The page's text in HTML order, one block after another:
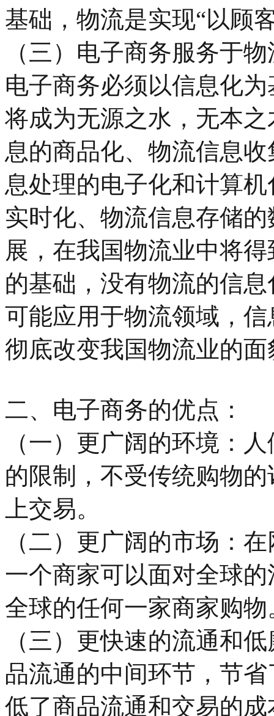
基础，物流是实现“以顾
（三）电子商务服务于
电子商务必须以信息化
将成为无源之水，无本
息的商品化、物流信息
息处理的电子化和计算
实时化、物流信息存储
展，在我国物流业中将
的基础，没有物流的信
可能应用于物流领域，
彻底改变我国物流业的面
二、电子商务的优点：
（一）更广阔的环境：
的限制，不受传统购物
上交易。
（二）更广阔的市场：
一个商家可以面对全球
全球的任何一家商家购物
（三）更快速的流通和
品流通的中间环节，节
低了商品流通和交易的成